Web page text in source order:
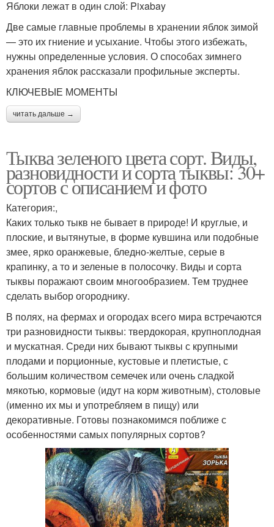
Яблоки лежат в один слой: Pixabay
Две самые главные проблемы в хранении яблок зимой
— это их гниение и усыхание. Чтобы этого избежать,
нужны определенные условия. О способах зимнего
хранения яблок рассказали профильные эксперты.
КЛЮЧЕВЫЕ МОМЕНТЫ
читать дальше →
Тыква зеленого цвета сорт. Виды,
разновидности и сорта тыквы: 30+
сортов с описанием и фото
Категория:,
Каких только тыкв не бывает в природе! И круглые, и
плоские, и вытянутые, в форме кувшина или подобные
змее, ярко оранжевые, бледно-желтые, серые в
крапинку, а то и зеленые в полосочку. Виды и сорта
тыквы поражают своим многообразием. Тем труднее
сделать выбор огороднику.
В полях, на фермах и огородах всего мира встречаются
три разновидности тыквы: твердокорая, крупноплодная
и мускатная. Среди них бывают тыквы с крупными
плодами и порционные, кустовые и плетистые, с
большим количеством семечек или очень сладкой
мякотью, кормовые (идут на корм животным), столовые
(именно их мы и употребляем в пищу) или
декоративные. Готовы познакомимся поближе с
особенностями самых популярных сортов?